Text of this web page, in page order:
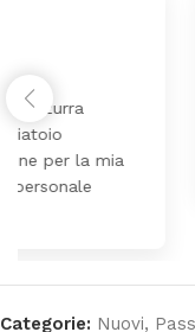
24 Luglio
Tutti
Prezzo
Categorie: Nuovi,